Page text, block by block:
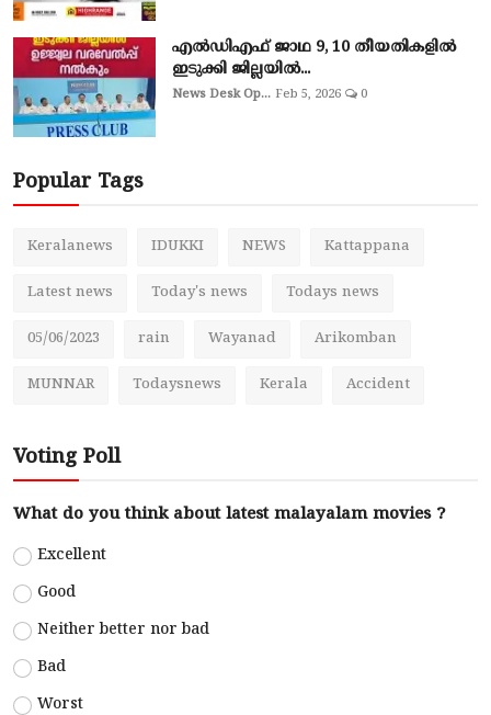
എല്‍ഡിഎഫ് ജാഥ 9, 10 തീയതികളില്‍
ഇടുക്കി ജില്ലയില്‍...
News Desk Op... Feb 5, 2026 0
Popular Tags
Keralanews IDUKKI NEWS Kattappana
Latest news Today's news Todays news
05/06/2023 rain Wayanad Arikomban
MUNNAR Todaysnews Kerala Accident
Voting Poll
What do you think about latest malayalam movies ?
Excellent
Good
Neither better nor bad
Bad
Worst